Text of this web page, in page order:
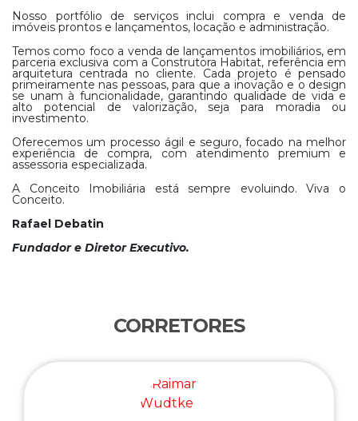
Nosso portfólio de serviços inclui compra e venda de
imóveis prontos e lançamentos, locação e administração.
Temos como foco a venda de lançamentos imobiliários, em
parceria exclusiva com a Construtora Habitat, referência em
arquitetura centrada no cliente. Cada projeto é pensado
primeiramente nas pessoas, para que a inovação e o design
se unam à funcionalidade, garantindo qualidade de vida e
alto potencial de valorização, seja para moradia ou
investimento.
Oferecemos um processo ágil e seguro, focado na melhor
experiência de compra, com atendimento premium e
assessoria especializada.
A Conceito Imobiliária está sempre evoluindo. Viva o
Conceito.
Rafael Debatin
Fundador e Diretor Executivo.
CORRETORES